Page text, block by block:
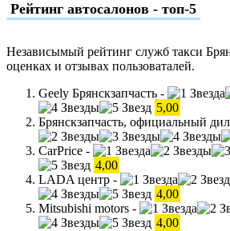
Рейтинг автосалонов - топ-5
Независымый рейтинг служб такси
оценках и отзывах пользоваталей.
Geely Брянскзапчасть -
5,00
Брянскзапчасть, официальный
CarPrice -
4,00
LADA центр -
4,00
Mitsubishi motors -
4,00